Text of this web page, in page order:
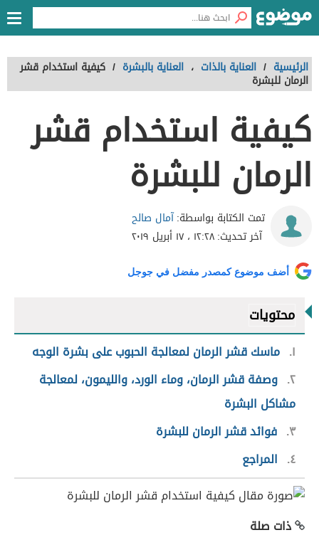
الرئيسية / العناية بالذات ، العناية بالبشرة / كيفية استخدام قشر
الرمان للبشرة
كيفية استخدام قشر
الرمان للبشرة
تمت الكتابة بواسطة:آمال صالح
آخر تحديث:١٢:٢٨ ، ١٧ أبريل ٢٠١٩
أضف موضوع كمصدر مفضل في جوجل
محتويات
١ ماسك قشر الرمان لمعالجة الحبوب على بشرة الوجه
٢ وصفة قشر الرمان، وماء الورد، والليمون، لمعالجة
مشاكل البشرة
٣ فوائد قشر الرمان للبشرة
٤
المراجع
ذات صلة